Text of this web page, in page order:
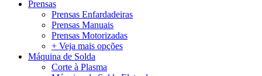
Prensas
Prensas Enfardadeiras
Prensas Manuais
Prensas Motorizadas
+ Veja mais opções
Máquina de Solda
Corte à Plasma